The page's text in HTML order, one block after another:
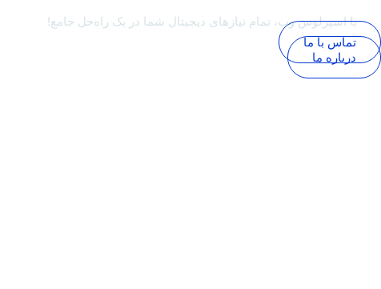
با اسپرلوس وب، تمام نیازهای دیجیتال شما در یک راه‌حل جامع!
تماس با ما
درباره ما